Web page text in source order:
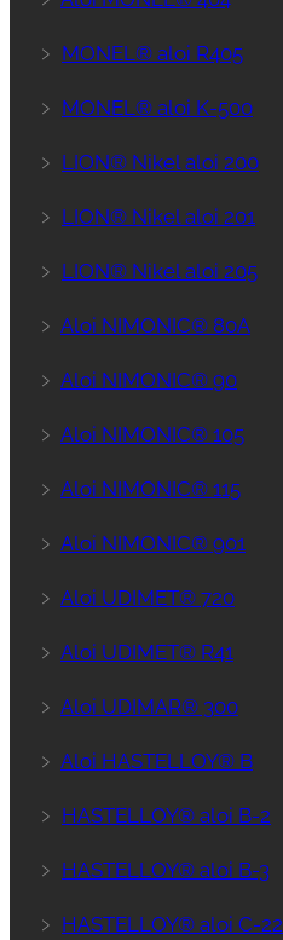
﹥ MONEL® aloi R405
﹥ MONEL® aloi K-500
﹥ LION® Nikel aloi 200
﹥ LION® Nikel aloi 201
﹥ LION® Nikel aloi 205
﹥ Aloi NIMONIC® 80A
﹥ Aloi NIMONIC® 90
﹥ Aloi NIMONIC® 105
﹥ Aloi NIMONIC® 115
﹥ Aloi NIMONIC® 901
﹥ Aloi UDIMET® 720
﹥ Aloi UDIMET® R41
﹥ Aloi UDIMAR® 300
﹥ Aloi HASTELLOY® B
﹥ HASTELLOY® aloi B-2
﹥ HASTELLOY® aloi B-3
﹥ HASTELLOY® aloi C-22